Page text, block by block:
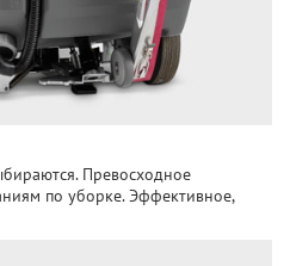
Превосходное
по уборке. Эффективное,